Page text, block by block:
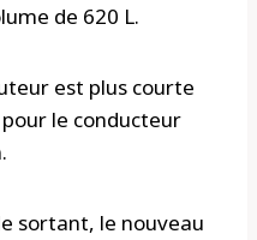
de 620 L.
est plus courte
le conducteur
sortant, le nouveau